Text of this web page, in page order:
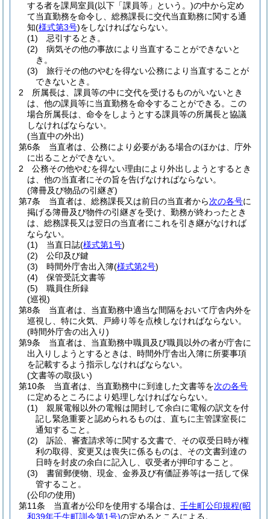
する者を課局室員(以下「課員等」という。)の中から定め
て当直勤務を命令し、総務課長に交代当直勤務に関する通
知(様式第3号)をしなければならない。
(1)
忌引するとき。
(2)
病気その他の事故により当直することができないと
き。
(3)
旅行その他のやむを得ない公務により当直することが
できないとき。
2
所属長は、課員等の中に交代を受けるものがいないとき
は、他の課員等に当直勤務を命令することができる。
この
場合所属長は、命令をしようとする課員等の所属長と協議
しなければならない。
(当直中の外出)
第6条
当直者は、公務により必要がある場合のほかは、庁外
に出ることができない。
2
公務その他やむを得ない理由により外出しようとするとき
は、他の当直者にその旨を告げなければならない。
(簿冊及び物品の引継ぎ)
第7条
当直者は、総務課長又は前日の当直者から次の各号に
掲げる簿冊及び物件の引継ぎを受け、勤務が終わったとき
は、総務課長又は翌日の当直者にこれを引き継がなければ
ならない。
(1)
当直日誌(様式第1号)
(2)
公印及び鍵
(3)
時間外庁舎出入簿(様式第2号)
(4)
保管受託文書等
(5)
職員住所録
(巡視)
第8条
当直者は、当直勤務中適当な間隔をおいて庁舎内外を
巡視し、特に火気、戸締り等を点検しなければならない。
(時間外庁舎の出入り)
第9条
当直者は、当直勤務中職員及び職員以外の者が庁舎に
出入りしようとするときは、時間外庁舎出入簿に所要事項
を記載するよう指示しなければならない。
(文書等の取扱い)
第10条
当直者は、当直勤務中に到達した文書等を次の各号
に定めるところにより処理しなければならない。
(1)
親展電報以外の電報は開封して余白に電報の訳文を付
記し緊急重要と認められるものは、直ちに主管課室長に
通知すること。
(2)
訴訟、審査請求等に関する文書で、その収受日時が権
利の取得、変更又は喪失に係るものは、その文書到達の
日時を封皮の余白に記入し、収受者が押印すること。
(3)
書留郵便物、現金、金券及び有価証券等は一括して保
管すること。
(公印の使用)
第11条
当直者が公印を使用する場合は、 壬生町公印規程(昭
和39年壬生町訓令第1号)の定めるところによる。